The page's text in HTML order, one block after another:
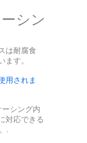
シン
は耐腐食
す。
用されま
ーシング内
対応できる
.